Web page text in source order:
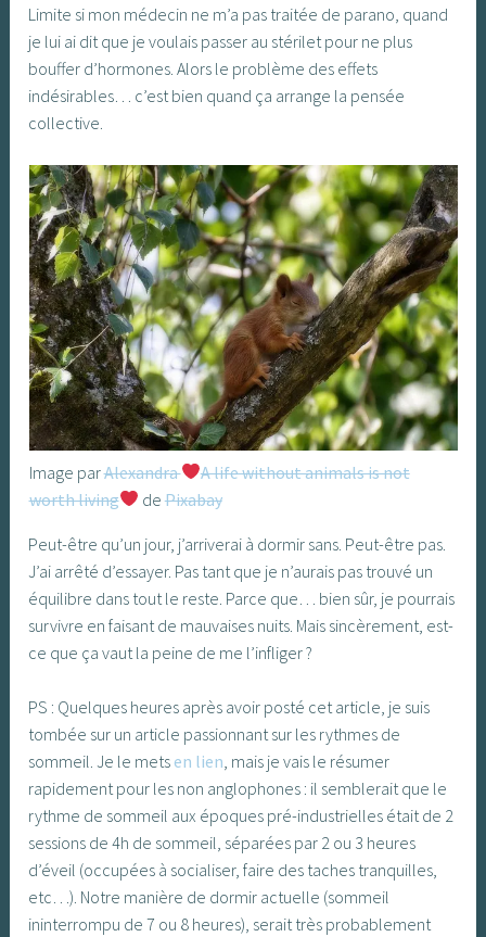
Limite si mon médecin ne m’a pas traitée de parano, quand
je lui ai dit que je voulais passer au stérilet pour ne plus
bouffer d’hormones. Alors le problème des effets
indésirables… c’est bien quand ça arrange la pensée
collective.
Image parAlexandra
A life without animals is not
worth living
dePixabay
Peut-être qu’un jour, j’arriverai à dormir sans. Peut-être pas.
J’ai arrêté d’essayer. Pas tant que je n’aurais pas trouvé un
équilibre dans tout le reste. Parce que… bien sûr, je pourrais
survivre en faisant de mauvaises nuits. Mais sincèrement, est-
ce que ça vaut la peine de me l’infliger ?
PS : Quelques heures après avoir posté cet article, je suis
tombée sur un article passionnant sur les rythmes de
sommeil. Je le mets en lien, mais je vais le résumer
rapidement pour les non anglophones : il semblerait que le
rythme de sommeil aux époques pré-industrielles était de 2
sessions de 4h de sommeil, séparées par 2 ou 3 heures
d’éveil (occupées à socialiser, faire des taches tranquilles,
etc…). Notre manière de dormir actuelle (sommeil
ininterrompu de 7 ou 8 heures), serait très probablement